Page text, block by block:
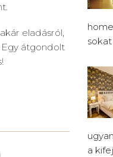
eladásról,
Egy átgondolt
a